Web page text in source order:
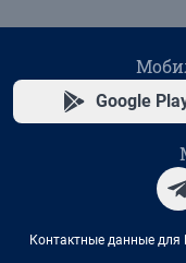
Google
Контактные данные для